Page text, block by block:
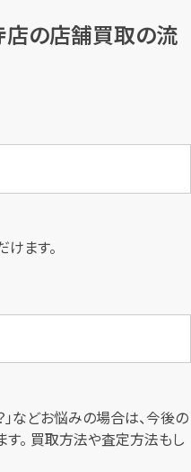
の店舗買取の流
ます。
」などお悩みの場合は、今後の
。 買取方法や査定方法もし